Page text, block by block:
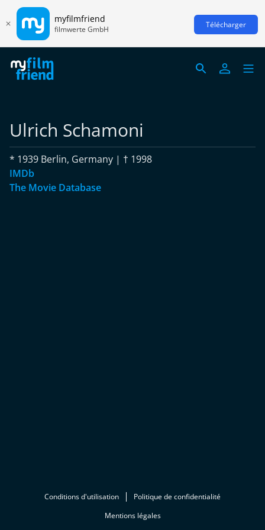
myfilmfriend
filmwerte GmbH Télécharger
Ulrich Schamoni
* 1939 Berlin, Germany | † 1998
IMDb
The Movie Database
Conditions d'utilisation
Politique de confidentialité
Mentions légales